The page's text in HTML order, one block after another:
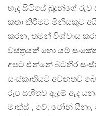
හැද සිටියේ බුදුන්ගේ
කතා කිරීමට මිනිසකුට
කරන, තමන් විශ්වාස
වස්ත්‍රයක් හො යම්
අපට එන්නේ බටහිර
සංස්කෘතියට අවනතව
රූප සහිතව ඇදුම් ඇද
මාක්ස් , චේ, ජෝන්